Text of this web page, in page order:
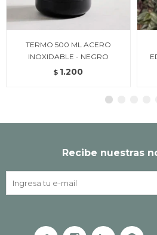
TERMO 500 ML ACERO
INOXIDABLE - NEGRO
$ 1.200
Recibe nuestras